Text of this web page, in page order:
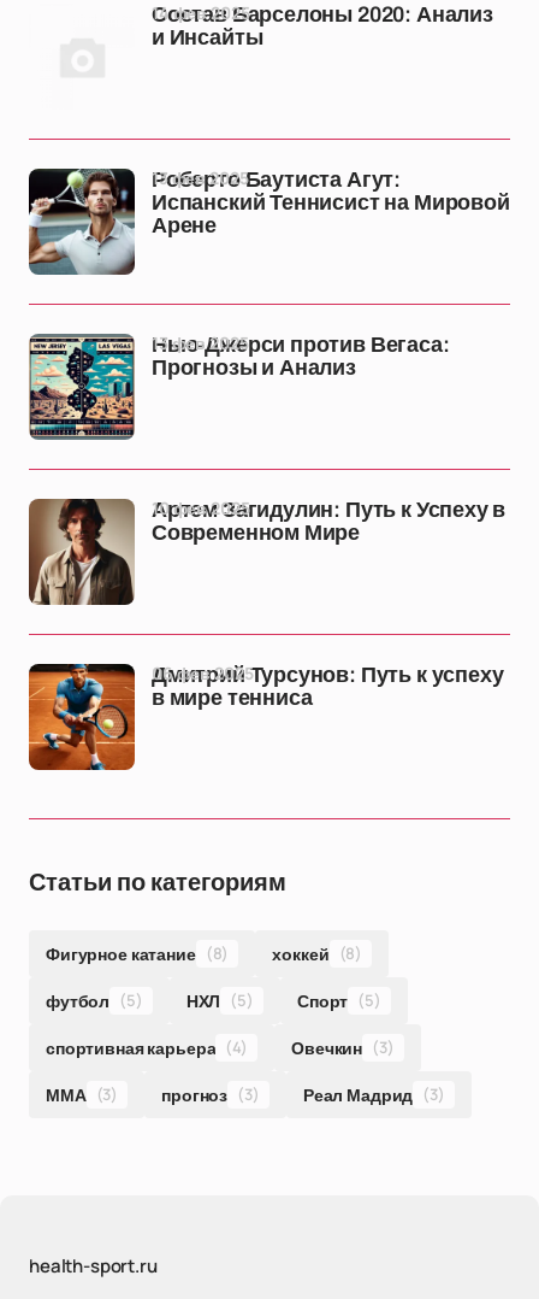
Состав Барселоны 2020: Анализ
и Инсайты
14 фев 2025
Роберто Баутиста Агут:
Испанский Теннисист на Мировой
Арене
13 фев 2025
Нью-Джерси против Вегаса:
Прогнозы и Анализ
13 фев 2025
Артем Загидулин: Путь к Успеху в
Современном Мире
10 фев 2025
Дмитрий Турсунов: Путь к успеху
в мире тенниса
06 фев 2025
Статьи по категориям
Фигурное катание (8) хоккей (8)
футбол (5) НХЛ (5) Спорт (5)
спортивная карьера (4) Овечкин (3)
ММА (3) прогноз (3) Реал Мадрид (3)
health-sport.ru